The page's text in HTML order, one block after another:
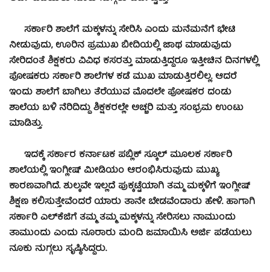
ಸರ್ಕಾರಿ ಶಾಲೆಗೆ ಮಕ್ಕಳನ್ನು ಸೇರಿಸಿ ಎಂದು ಮನೆಮನೆಗೆ ಭೇಟಿ
ನೀಡುವುದು, ಊರಿನ ಪ್ರಮುಖ ಬೀದಿಯಲ್ಲಿ ಜಾಥ ಮಾಡುವುದು
ಸೇರಿದಂತೆ ಶಿಕ್ಷಕರು ವಿವಿಧ ಕಸರತ್ತು ಮಾಡುತ್ತಿದ್ದರೂ ಇತ್ತೀಚಿನ ದಿನಗಳಲ್ಲಿ
ಪೋಷಕರು ಸರ್ಕಾರಿ ಶಾಲೆಗಳ ಕಡೆ ಮುಖ ಮಾಡುತ್ತಿರಲಿಲ್ಲ. ಆದರೆ
ಇಂದು ಶಾಲೆಗೆ ಬಾಗಿಲು ತೆರೆಯುವ ಮೊದಲೇ ಪೋಷಕರ ದಂಡು
ಶಾಲೆಯ ಬಳಿ ನೆರಿದಿದ್ದು ಶಿಕ್ಷಕರಲ್ಲೇ ಅಚ್ಚರಿ ಮತ್ತು ಸಂಭ್ರಮ ಉಂಟು
ಮಾಡಿತ್ತು.
ಇದಕ್ಕೆ ಸರ್ಕಾರ ಕರ್ನಾಟಕ ಪಬ್ಲಿಕ್ ಸ್ಕೂಲ್ ಮೂಲಕ ಸರ್ಕಾರಿ
ಶಾಲೆಯಲ್ಲಿ ಇಂಗ್ಲೀಷ್ ಮೀಡಿಯಂ ಆರಂಭಿಸಿರುವುದು ಮುಖ್ಯ
ಕಾರಣವಾಗಿದೆ. ಶುಲ್ಕವೇ ಇಲ್ಲದೆ ಪುಕ್ಕಟ್ಟೆಯಾಗಿ ತಮ್ಮ ಮಕ್ಕಳಿಗೆ ಇಂಗ್ಲೀಷ್
ಶಿಕ್ಷಣ ಕಲಿಸುತ್ತೇವೆಂದರೆ ಯಾರು ತಾನೇ ಬೇಡವೆಂದಾರು ಹೇಳಿ. ಹಾಗಾಗಿ
ಸರ್ಕಾರಿ ಎಲ್‍ಕೆಜಿಗೆ ತಮ್ಮ ತಮ್ಮ ಮಕ್ಕಳನ್ನು ಸೇರಿಸಲು ನಾಮುಂದು
ತಾಮುಂದು ಎಂದು ನೂರಾರು ಮಂದಿ ಜಮಾಯಿಸಿ ಅರ್ಜಿ ಪಡೆಯಲು
ನೂಕು ನುಗ್ಗಲು ಸೃಷ್ಠಿಸಿದ್ದರು.